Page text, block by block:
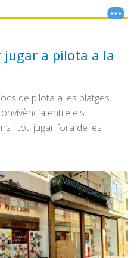
jugar a pilota a la
de pilota a les platges
entre els
i tot, jugar fora de les